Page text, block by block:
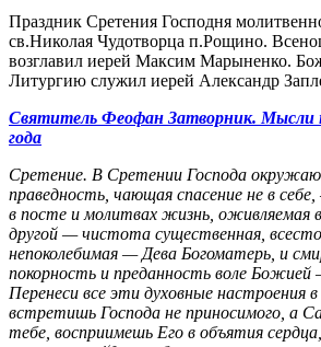
Праздник Сретения Господня
св.Николая Чудотворца п.Рощино.
возглавил иерей Максим Марыненко.
Литургию служил иерей Александр
Святитель Феофан Затворник. Мысли
года
Сретение. В Сретении Господа
праведность, чающая спасение не в
в посте и молитвах жизнь, оживляемая
другой — чистота существенная,
непоколебимая — Дева Богоматерь, и
покорность и преданность воле
Перенеси все эти духовные настроения в
встретишь Господа не приносимого, а
тебе, восприимешь Его в объятия